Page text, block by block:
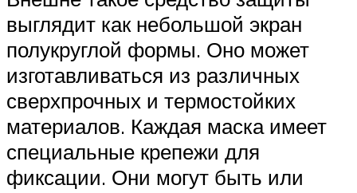
выглядит как небольшой экран
полукруглой формы. Оно может
изготавливаться из различных
сверхпрочных и термостойких
материалов. Каждая маска имеет
специальные крепежи для
фиксации. Они могут быть или